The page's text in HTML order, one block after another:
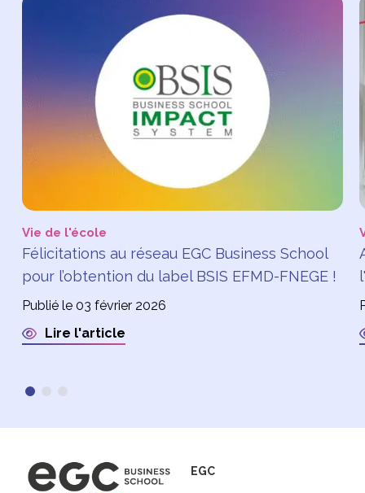
Vie de l'école
Félicitations au réseau EGC Business School
pour l’obtention du label BSIS EFMD-FNEGE !
Publié le 03 février 2026
Lire l'article
EGC